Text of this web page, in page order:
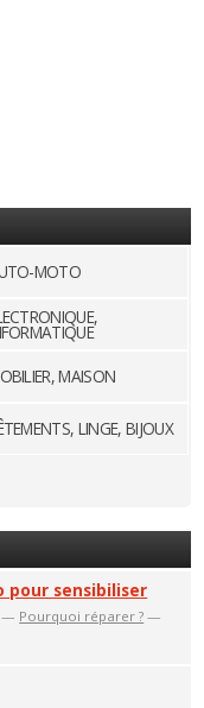
MOTO
MAISON
LINGE, BIJOUX
pour sensibiliser
— Pourquoi réparer ? —